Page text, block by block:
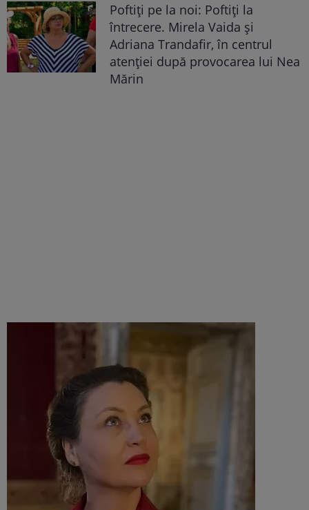
Poftiți pe la noi: Poftiți la
întrecere. Mirela Vaida și
Adriana Trandafir, în centrul
atenției după provocarea lui Nea
Mărin